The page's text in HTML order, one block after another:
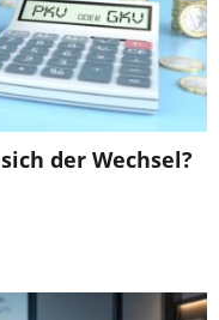
der Wechsel?